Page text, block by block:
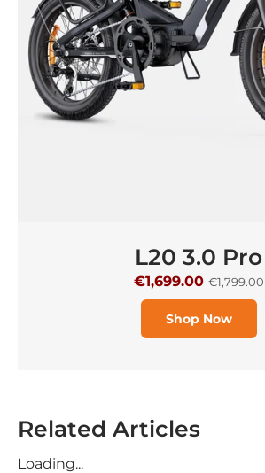
L20 3.0 Pro
€1,699.00€1,799.00
Shop Now
Related Articles
Loading...